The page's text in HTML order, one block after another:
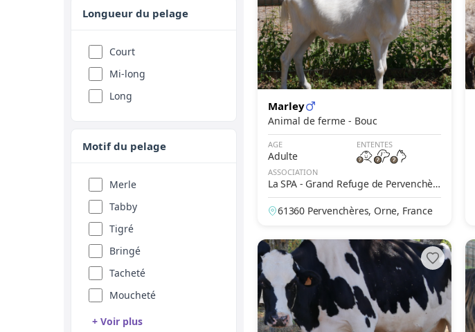
Chocolat
Lilas
Cannelle
Fauve
Rouge
Fawn
Feu
Seal
Silver
Golden
Champagne
Platine
Longueur du pelage
Court
Mi-long
Long
Motif du pelage
Merle
Tabby
Tigré
Bringé
Tacheté
Moucheté
+ Voir plus
Marley
Animal de ferme - Bouc
AGE
Adulte
ENTENTES
ASSOCIATION
La SPA - Grand Refuge de Pervenchèr
es
61360 Pervenchères, Orne, France